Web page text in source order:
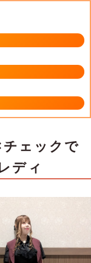
ェックで
ディ